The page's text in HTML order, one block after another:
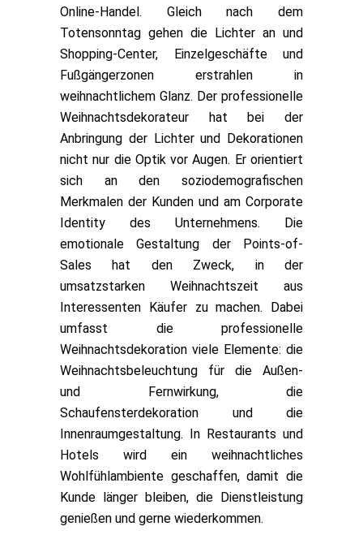
Online-Handel. Gleich nach dem
Totensonntag gehen die Lichter an und
Shopping-Center, Einzelgeschäfte und
Fußgängerzonen erstrahlen in
weihnachtlichem Glanz. Der professionelle
Weihnachtsdekorateur hat bei der
Anbringung der Lichter und Dekorationen
nicht nur die Optik vor Augen. Er orientiert
sich an den soziodemografischen
Merkmalen der Kunden und am Corporate
Identity des Unternehmens. Die
emotionale Gestaltung der Points-of-
Sales hat den Zweck, in der
umsatzstarken Weihnachtszeit aus
Interessenten Käufer zu machen. Dabei
umfasst die professionelle
Weihnachtsdekoration viele Elemente: die
Weihnachtsbeleuchtung für die Außen-
und Fernwirkung, die
Schaufensterdekoration und die
Innenraumgestaltung. In Restaurants und
Hotels wird ein weihnachtliches
Wohlfühlambiente geschaffen, damit die
Kunde länger bleiben, die Dienstleistung
genießen und gerne wiederkommen.